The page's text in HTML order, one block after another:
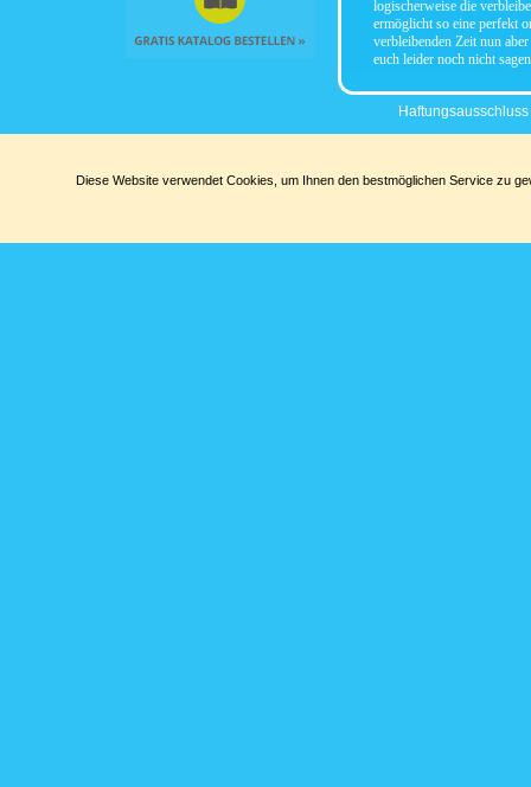
logischerweise die
ermöglicht so eine perfekt
verbleibenden Zeit nun
euch leider noch nicht
Haftungsausschluss
Diese Website verwendet Cookies, um Ihnen den bestmöglichen Service zu